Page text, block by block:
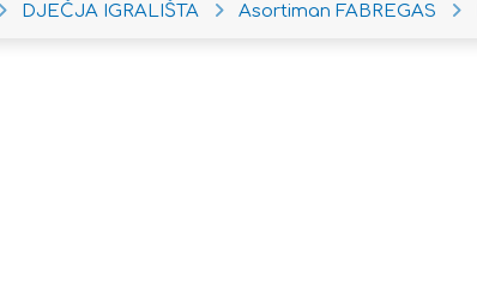
DJEČJA IGRALIŠTA Asortiman FABREGAS